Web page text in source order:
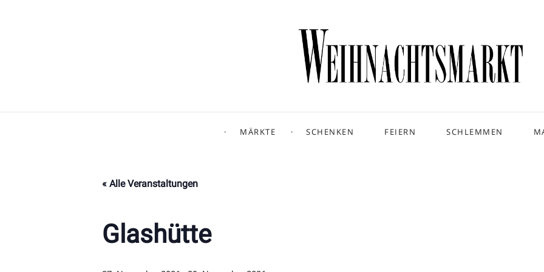
MÄRKTE SCHENKEN FEIERN SCHLEMMEN
« Alle Veranstaltungen
Glashütte